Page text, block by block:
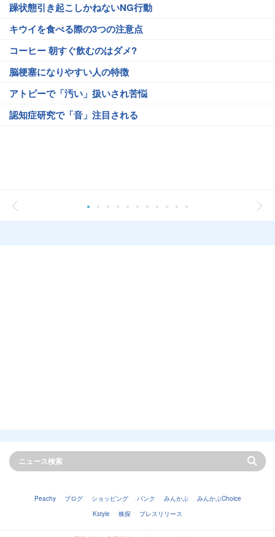
躁状態引き起こしかねないNG行動
キウイを食べる際の3つの注意点
コーヒー 朝すぐ飲むのはダメ?
脳梗塞になりやすい人の特徴
アトピーで「汚い」扱いされ苦悩
認知症研究で「音」注目される
Peachy ブログ ショッピング バンク みんかぶ
みんかぶChoice
Kstyle
株探 プレスリリース